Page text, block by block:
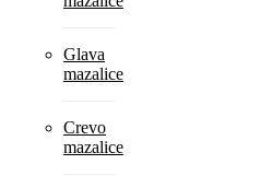
Glava
mazalice
Crevo
mazalice